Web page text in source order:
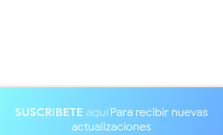
SUSCRIBETE aquíPara recibir nuevas
actualizaciones